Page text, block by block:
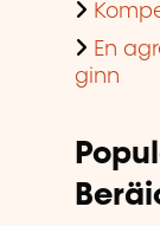
En
ginn